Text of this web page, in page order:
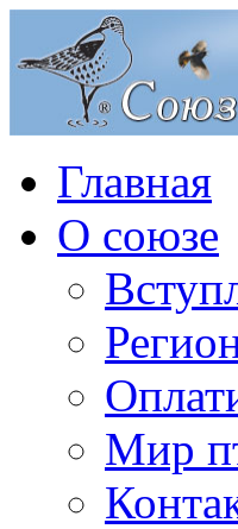
Главная
О союзе
Мир